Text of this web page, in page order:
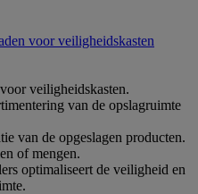
voor veiligheidskasten
veiligheidskasten.
van de opslagruimte
van de opgeslagen producten.
of mengen.
optimaliseert de veiligheid en